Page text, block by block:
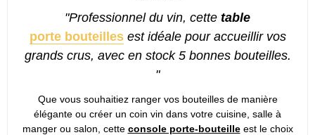
"Professionnel du vin, cette table
porte bouteillesest idéale pour accueillir vos
grands crus, avec en stock 5 bonnes bouteilles.
"
Que vous souhaitiez ranger vos bouteilles de manière
élégante ou créer un coin vin dans votre cuisine, salle à
manger ou salon, cette console porte-bouteilleest le choix